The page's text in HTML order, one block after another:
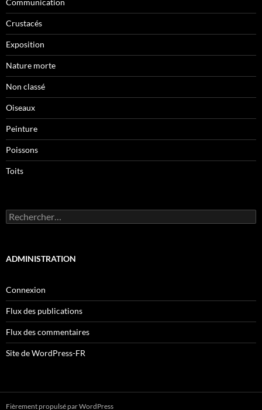
Crustacés
Exposition
Nature morte
Non classé
Oiseaux
Peinture
Poissons
Toits
Rechercher :
ADMINISTRATION
Connexion
Flux des publications
Flux des commentaires
Site de WordPress-FR
Fièrement propulsé par WordPress